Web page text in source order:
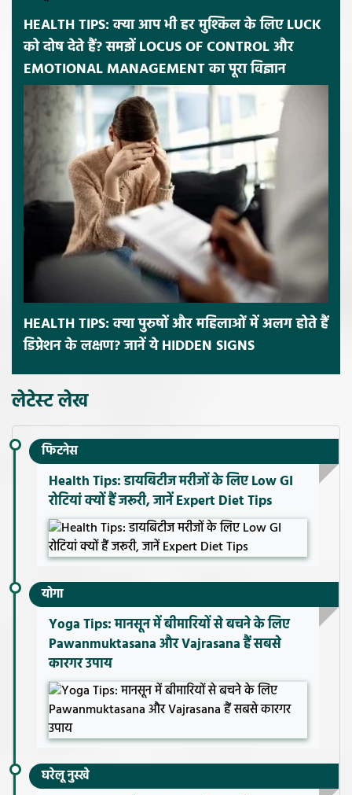
HEALTH TIPS: क्या आप भी हर मुश्किल के लिए LUCK
को दोष देते हैं? समझें LOCUS OF CONTROL और
EMOTIONAL MANAGEMENT का पूरा विज्ञान
HEALTH TIPS: क्या पुरुषों और महिलाओं में अलग होते हैं
डिप्रेशन के लक्षण? जानें ये HIDDEN SIGNS
लेटेस्ट लेख
फिटनेस
Health Tips: डायबिटीज मरीजों के लिए Low GI
रोटियां क्यों हैं जरूरी, जानें Expert Diet Tips
योगा
Yoga Tips: मानसून में बीमारियों से बचने के लिए
Pawanmuktasana और Vajrasana हैं सबसे
कारगर उपाय
घरेलू नुस्खे